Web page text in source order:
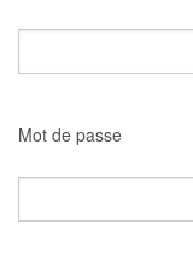
Mot de passe